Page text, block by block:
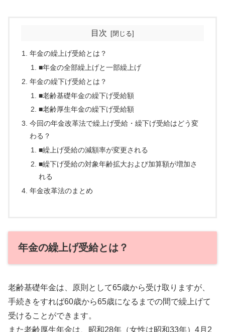
目次
年金の繰上げ受給とは？
■年金の全部繰上げと一部繰上げ
年金の繰下げ受給とは？
■老齢基礎年金の繰下げ受給額
■老齢厚生年金の繰下げ受給額
今回の年金改革法で繰上げ受給・繰下げ受給はどう変
わる？
■繰上げ受給の減額率が変更される
■繰下げ受給の対象年齢拡大および加算額が増加さ
れる
年金改革法のまとめ
年金の繰上げ受給とは？
老齢基礎年金は、原則として65歳から受け取りますが、
手続きをすれば60歳から65歳になるまでの間で繰上げて
受けることができます。
また老齢厚生年金は、昭和28年（女性は昭和33年）4月2